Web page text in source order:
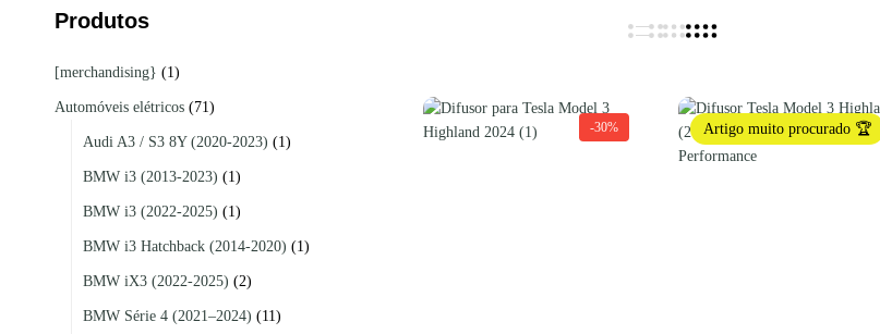
-30% Artigo muito procurado 🏆
Produtos
[merchandising} (1)
Automóveis elétricos (71)
Audi A3 / S3 8Y (2020-2023) (1)
BMW i3 (2013-2023) (1)
BMW i3 (2022-2025) (1)
BMW i3 Hatchback (2014-2020) (1)
BMW iX3 (2022-2025) (2)
BMW Série 4 (2021–2024) (11)